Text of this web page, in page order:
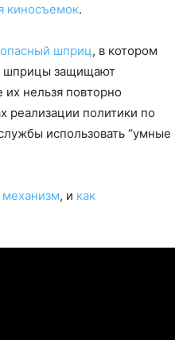
киносъемок.
шприц, в котором
шприцы защищают
нельзя повторно
реализации политики по
использовать “умные
механизм, и как